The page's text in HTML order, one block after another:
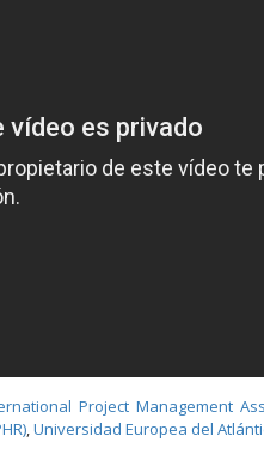
Project Management
,Universidad Europea del